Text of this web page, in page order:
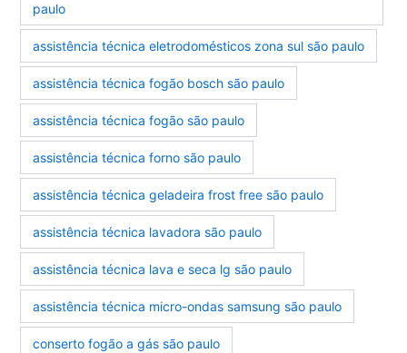
paulo
assistência técnica eletrodomésticos zona sul são paulo
assistência técnica fogão bosch são paulo
assistência técnica fogão são paulo
assistência técnica forno são paulo
assistência técnica geladeira frost free são paulo
assistência técnica lavadora são paulo
assistência técnica lava e seca lg são paulo
assistência técnica micro-ondas samsung são paulo
conserto fogão a gás são paulo